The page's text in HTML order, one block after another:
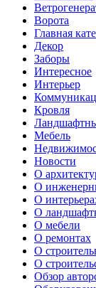
Ворота
Главная
Декор
Заборы
Интересное
Интерьер
Кровля
Мебель
Новости
О
О
О
О
О мебели
О ремонтах
О
О
Обзор